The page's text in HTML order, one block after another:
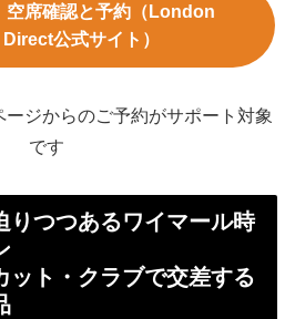
席確認と予約（London
公式サイト）
ジからのご予約がサポート対象
です
りつつあるワイマール時
ット・クラブで交差する